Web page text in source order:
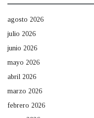
agosto 2026
julio 2026
junio 2026
mayo 2026
abril 2026
marzo 2026
febrero 2026